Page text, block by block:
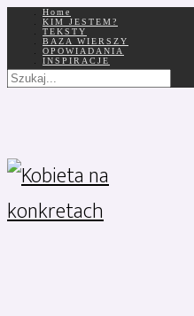
Home
KIM JESTEM?
TEKSTY
BAZA WIERSZY
OPOWIADANIA
INSPIRACJE